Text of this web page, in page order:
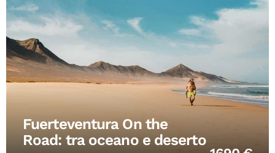
Fuerteventura On the
Road: tra oceano e deserto